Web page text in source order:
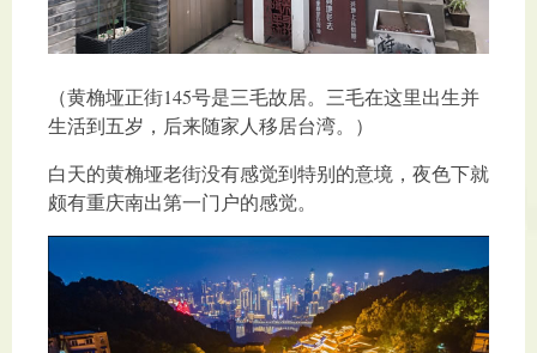
（黄桷垭正街145号是三毛故居。三毛在这里出生并
生活到五岁，后来随家人移居台湾。）
白天的黄桷垭老街没有感觉到特别的意境，夜色下就
颇有重庆南出第一门户的感觉。